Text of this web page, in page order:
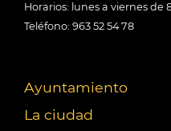
Horarios: lunes a viernes de
Teléfono: 963 52 54 78
Ayuntamiento
La ciudad